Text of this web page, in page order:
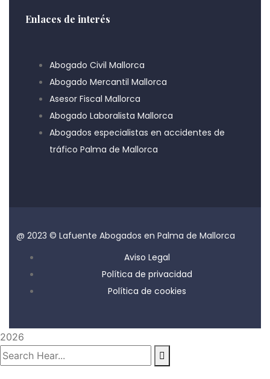
Enlaces de interés
Abogado Civil Mallorca
Abogado Mercantil Mallorca
Asesor Fiscal Mallorca
Abogado Laboralista Mallorca
Abogados especialistas en accidentes de
tráfico Palma de Mallorca
@ 2023 © Lafuente Abogados en Palma de Mallorca
Aviso Legal
Política de privacidad
Política de cookies
2026